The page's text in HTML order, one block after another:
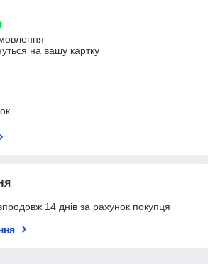
на вашу картку
14 днів за рахунок покупця